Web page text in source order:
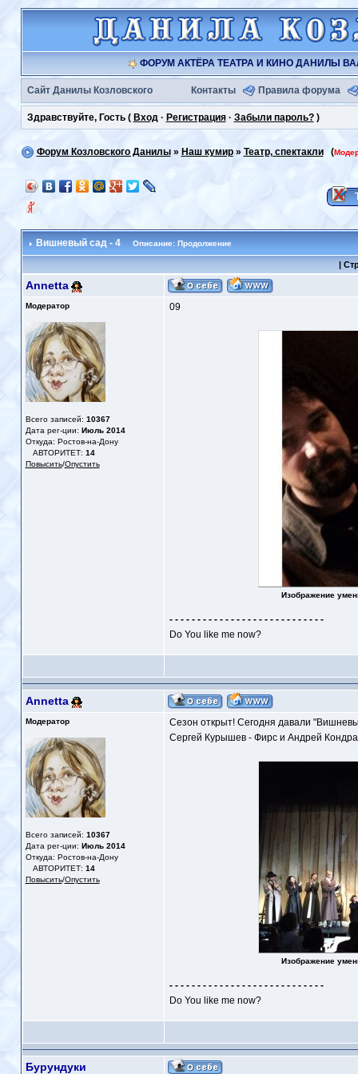
ФОРУМ АКТЁРА ТЕАТРА И КИНО ДАНИЛЫ
Сайт Данилы Козловского Контакты Правила форума
Здравствуйте, Гость ( Вход· Регистрация· Забыли пароль?)
Форум Козловского Данилы» Наш кумир» Театр, спектакли(
Вишневый сад - 4 Описание: Продолжение
|
Annetta
Модератор
Всего записей: 10367
Дата рег-ции: Июль 2014
Откуда: Ростов-на-Дону
АВТОРИТЕТ: 14
Повысить/Опустить
09
Изображение
- - - - - - - - - - - - - - - - - - - - - - - - - - - -
Do You like me now?
Annetta
Модератор
Всего записей: 10367
Дата рег-ции: Июль 2014
Откуда: Ростов-на-Дону
АВТОРИТЕТ: 14
Повысить/Опустить
Сезон открыт! Сегодня давали
Сергей Курышев - Фирс и Андрей
Изображение
- - - - - - - - - - - - - - - - - - - - - - - - - - - -
Do You like me now?
Бурундуки